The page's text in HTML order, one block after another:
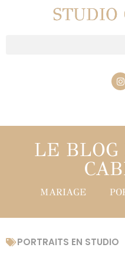
LE BLOG
MARIAGE
PORTRAITS EN STUDIO